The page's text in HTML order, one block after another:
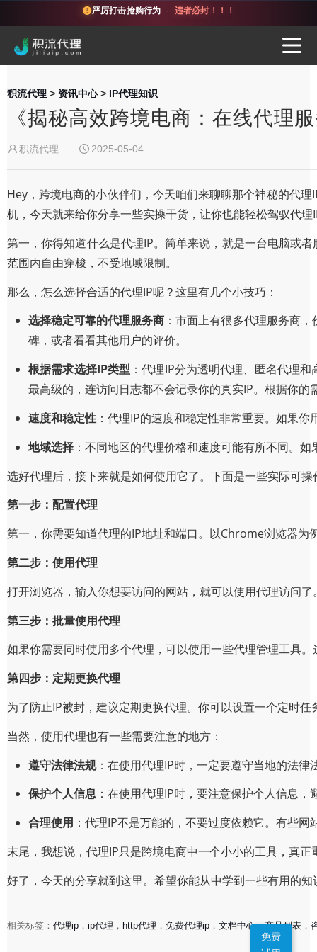
严厉打击抢购行为 · 违者必封！！！
积流代理 > 资讯中心> IP代理知识
《揭秘高效跨境电商：在线代理
积流代理 2025-05-04
Hey，跨境电商的小伙伴们，今天咱们来聊聊那个神秘的代
机，今天就来给你分享一些实操干货，让你也能轻松驾驭代
第一，你得知道什么是代理IP。简单来说，就是一台电脑或
范围内自由穿梭，不受地域限制。
那么，怎么选择合适的代理IP呢？这里有几个小技巧：
选择稳定可靠的代理服务商 ：市面上有很多代理服务商
碑，或者看看其他用户的评价。
根据需求选择IP类型 ：代理IP分为透明代理、匿名代理
最高级的，连访问日志都不会记录你的真实IP。根据你
速度和稳定性 ：代理IP的速度和稳定性非常重要。如果
地域选择 ：不同地区的代理价格和速度可能有所不同。
选好代理后，接下来就是如何使用它了。下面是一些实际可操
第一步：配置代理
第一，你需要知道代理的IP地址和端口。以Chrome浏览器为
第二步：使用代理
打开浏览器，输入你想要访问的网站，就可以使用代理访问
第三步：批量使用代理
如果你需要同时使用多个代理，可以使用一些代理管理工具
第四步：定期更换代理
为了防止IP被封，建议定期更换代理。你可以设置一个定时
当然，使用代理也有一些需要注意的地方：
遵守法律法规：在使用代理IP时，一定要遵守当地的法律
保护个人信息 ：在使用代理IP时，要注意保护个人信息，
合理使用 ：代理IP不是万能的，不要过度依赖它。有些
末尾，我想说，代理IP只是跨境电商中一个小小的工具，真
好了，今天的分享就到这里。希望你能从中学到一些有用的
相关标签： 代理ip ， ip代理 ， http代理 ， 免费代理ip ， 文档中心，产品列表 ，
免费